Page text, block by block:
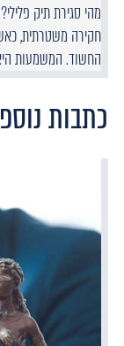
מהי סגירת תיק
חקירה משטרתית,
החשוד. המשמעות
כתבות